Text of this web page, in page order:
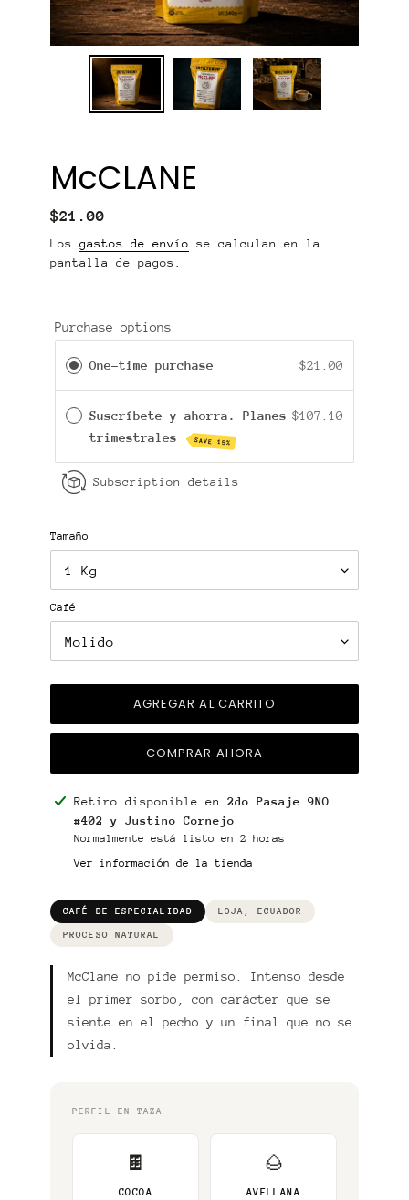
McCLANE
Precio
regular
$21.00
Los gastos de envío se calculan en la
pantalla de pagos.
Purchase options
One-time purchase $21.00
Suscríbete y ahorra. Planes
trimestrales
SAVE 15%
$107.10
Subscription details
Tamaño
Café
AGREGAR AL CARRITO
COMPRAR AHORA
Agregando
producto
carrito
Retiro disponible en 2do Pasaje 9NO
#402 y Justino Cornejo
Normalmente está listo en 2 horas
Ver información de la tienda
CAFÉ DE ESPECIALIDAD LOJA, ECUADOR
PROCESO NATURAL
McClane no pide permiso. Intenso desde
el primer sorbo, con carácter que se
siente en el pecho y un final que no se
olvida.
PERFIL EN TAZA
🍫
COCOA
🌰
AVELLANA